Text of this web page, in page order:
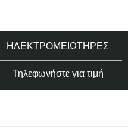
ΗΛΕΚΤΡΟΜΕΙΩΤΉΡΕΣ
Τηλεφωνήστε για τιμή